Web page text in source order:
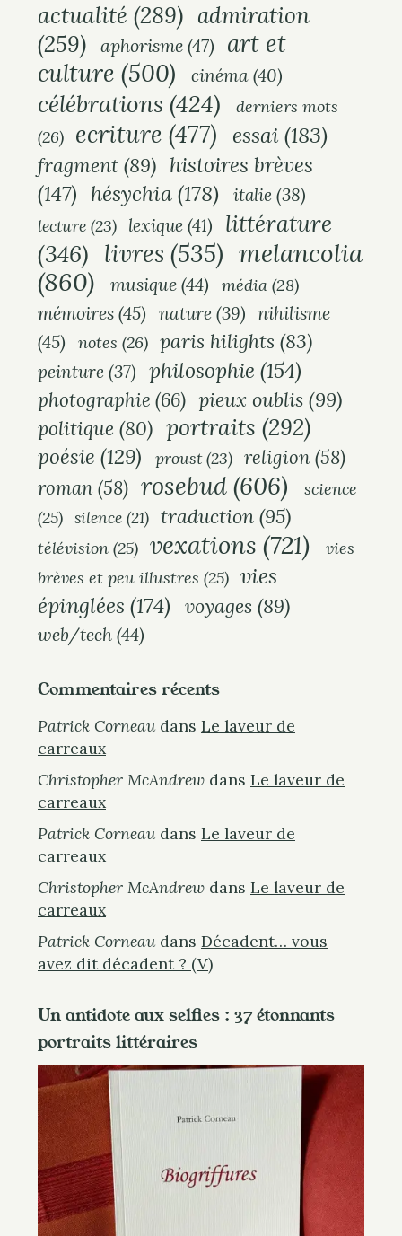
actualité (289) admiration
(259)
aphorisme (47) art et
culture (500) cinéma (40)
célébrations (424)
derniers mots
(26)
ecriture (477) essai (183)
fragment (89) histoires brèves
(147) hésychia (178) italie (38)
lecture (23) lexique(41)
littérature
(346) livres (535) melancolia
(860)
musique (44) média(28)
mémoires (45) nature(39) nihilisme
(45)
notes (26) paris hilights (83)
peinture (37) philosophie (154)
photographie (66) pieux oublis (99)
politique (80) portraits (292)
poésie (129) proust(23) religion (58)
roman (58) rosebud (606)
science
(25) silence(21) traduction(95)
télévision (25) vexations (721)
vies
brèves et peu illustres (25) vies
épinglées (174) voyages (89)
web/tech (44)
Commentaires récents
Patrick Corneaudans Le laveur de
carreaux
Christopher McAndrew dans Le laveur de
carreaux
Patrick Corneaudans Le laveur de
carreaux
Christopher McAndrew dans Le laveur de
carreaux
Patrick Corneaudans Décadent… vous
avez dit décadent ? (V)
Un antidote aux selfies : 37 étonnants
portraits littéraires